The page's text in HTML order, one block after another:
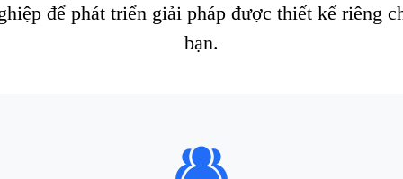
để phát triển giải pháp được thiết kế riêng
bạn.